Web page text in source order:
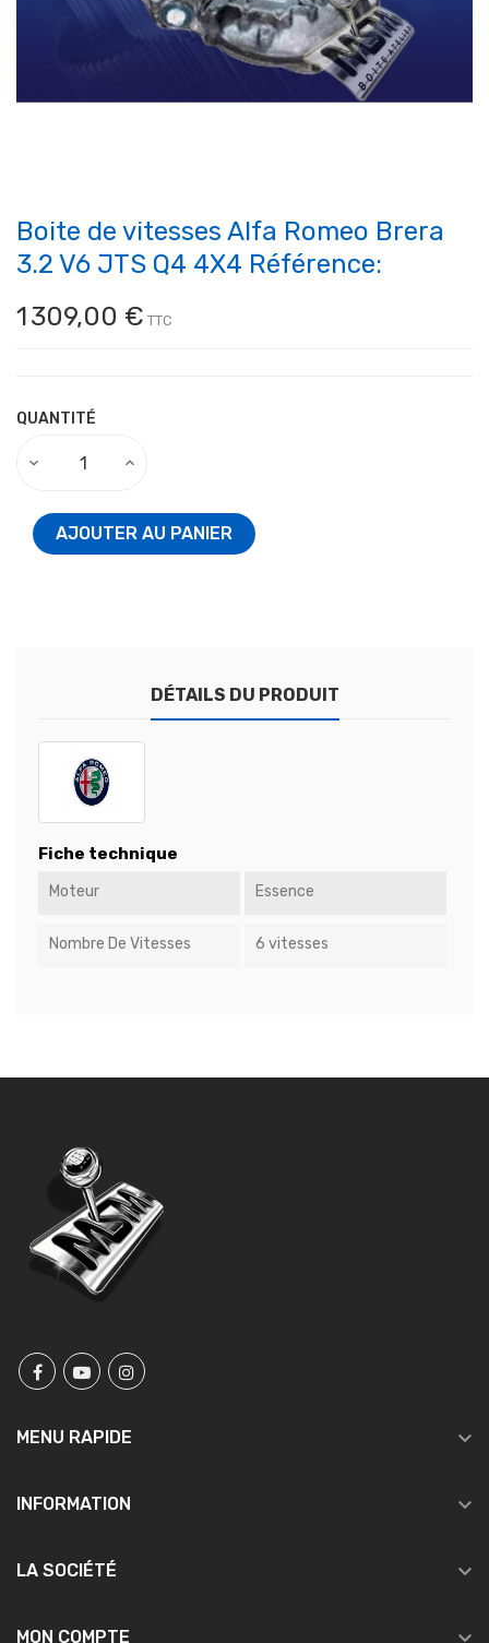
Boite de vitesses Alfa Romeo Brera
3.2 V6 JTS Q4 4X4 Référence:
1 309,00 € TTC
QUANTITÉ
AJOUTER AU PANIER
DÉTAILS DU PRODUIT
Fiche technique
Moteur Essence
Nombre De Vitesses 6 vitesses
MENU RAPIDE 
INFORMATION 
LA SOCIÉTÉ 
MON COMPTE